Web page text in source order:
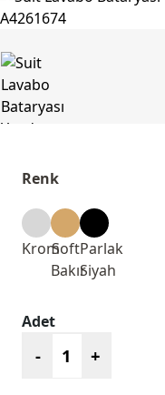
Renk
KromSoft
Bakır
Parlak
Siyah
Adet
- +